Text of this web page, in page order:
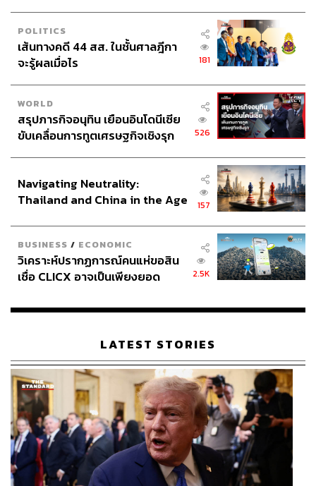
POLITICS
เส้นทางคดี 44 สส. ในชั้นศาลฎีกา
จะรู้ผลเมื่อไร
181
WORLD
สรุปภารกิจอนุทิน เยือนอินโดนีเซีย
ขับเคลื่อนการทูตเศรษฐกิจเชิงรุก
526
Navigating Neutrality:
Thailand and China in the Age
157
BUSINESS / ECONOMIC
วิเคราะห์ปรากฏการณ์คนแห่ขอสิน
เชื่อ CLICX อาจเป็นเพียงยอด
เรือนไทยที่ถูกซุกไว้
2.5K
LATEST STORIES